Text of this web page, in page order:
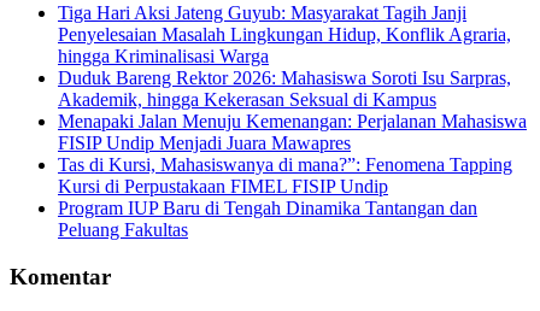
Tiga Hari Aksi Jateng Guyub: Masyarakat Tagih Janji
Penyelesaian Masalah Lingkungan Hidup, Konflik Agraria,
hingga Kriminalisasi Warga
Duduk Bareng Rektor 2026: Mahasiswa Soroti Isu Sarpras,
Akademik, hingga Kekerasan Seksual di Kampus
Menapaki Jalan Menuju Kemenangan: Perjalanan Mahasiswa
FISIP Undip Menjadi Juara Mawapres
Tas di Kursi, Mahasiswanya di mana?”: Fenomena Tapping
Kursi di Perpustakaan FIMEL FISIP Undip
Program IUP Baru di Tengah Dinamika Tantangan dan
Peluang Fakultas
Komentar